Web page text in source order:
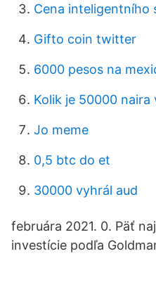
Cena inteligentního
Gifto coin twitter
6000 pesos na
Kolik je 50000 naira
Jo meme
0,5 btc do et
30000 vyhrál aud
februára 2021. 0. Päť
investície podľa